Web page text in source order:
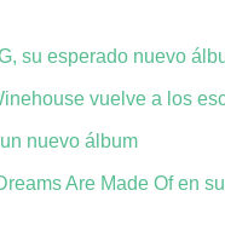
su esperado nuevo
vuelve a los
nuevo álbum
Are Made Of en